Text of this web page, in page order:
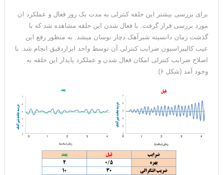
برای بررسی بیشتر این حلقه کنترلی به مدت یک روز فعال و عملکرد ان
مورد بررسی قرار گرفت. با فعال شدن این حلقه مشاهده شد که با
گذشت زمان دانسیته شیرآهک دچار نوسان میشد. به منظور رفع این
عیب کالیبراسیون ضرایب کنترلی آن توسط واحد ابزاردقیق انجام شد. با
اصلاح ضرایب کنترلی امکان فعال شدن و عملکرد پایدار این حلقه به
وجود آمد (شکل ۶).